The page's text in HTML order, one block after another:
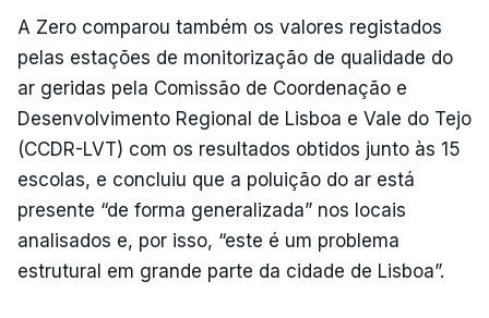
A Zero comparou também os valores registados
pelas estações de monitorização de qualidade do
ar geridas pela Comissão de Coordenação e
Desenvolvimento Regional de Lisboa e Vale do Tejo
(CCDR-LVT) com os resultados obtidos junto às 15
escolas, e concluiu que a poluição do ar está
presente “de forma generalizada” nos locais
analisados e, por isso, “este é um problema
estrutural em grande parte da cidade de Lisboa”.